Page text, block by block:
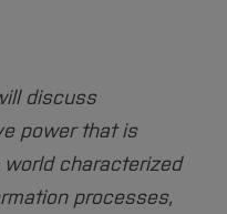
discuss
power that is
characterized
processes,